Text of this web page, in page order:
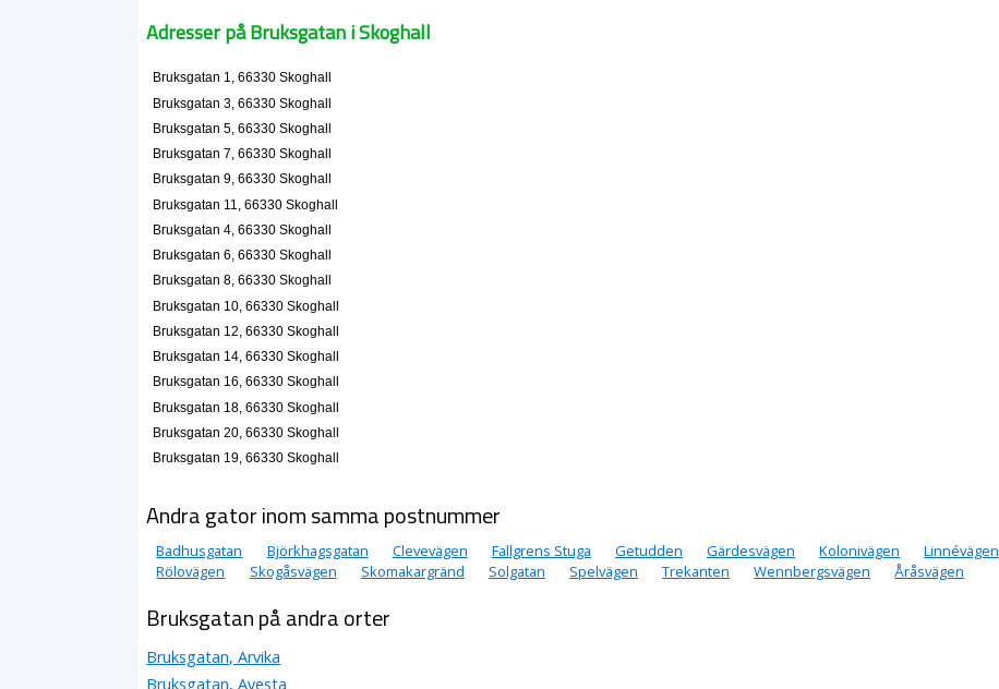
Värmlandssoffan AB
054-510075
GL Gastronomi AB
Magnus Johan Lutto
054-216595
Bruksgatan 44, 66330 Skoghall
MN Invest i Karlstad AB
Bruksgatan 44, 66330 Skoghall
Adresser på Bruksgatan i Skoghall
Bruksgatan 1, 66330 Skoghall
Bruksgatan 3, 66330 Skoghall
Bruksgatan 5, 66330 Skoghall
Bruksgatan 7, 66330 Skoghall
Bruksgatan 9, 66330 Skoghall
Bruksgatan 11, 66330 Skoghall
Bruksgatan 4, 66330 Skoghall
Bruksgatan 6, 66330 Skoghall
Bruksgatan 8, 66330 Skoghall
Bruksgatan 10, 66330 Skoghall
Bruksgatan 12, 66330 Skoghall
Bruksgatan 14, 66330 Skoghall
Bruksgatan 16, 66330 Skoghall
Bruksgatan 18, 66330 Skoghall
Bruksgatan 20, 66330 Skoghall
Bruksgatan 19, 66330 Skoghall
Andra gator inom samma postnummer
Badhusgatan Björkhagsgatan Clevevägen Fallgrens Stuga Getudden Gärdesvägen Kolonivägen Linnévägen
Rölovägen
Skogåsvägen Skomakargränd Solgatan Spelvägen Trekanten Wennbergsvägen Åråsvägen
Bruksgatan på andra orter
Bruksgatan, Arvika
Bruksgatan, Avesta